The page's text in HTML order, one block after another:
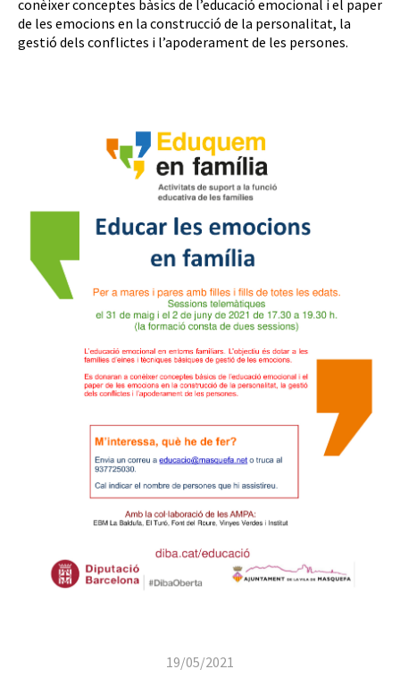
conèixer conceptes bàsics de l’educació emocional i el paper
de les emocions en la construcció de la personalitat, la
gestió dels conflictes i l’apoderament de les persones.
19/05/2021